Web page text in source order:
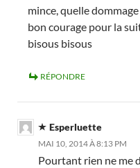
mince, quelle
bon courage pour la
bisous bisous
RÉPONDRE
Esperluette
MAI 10, 2014 À 8:13 PM
Pourtant rien ne me